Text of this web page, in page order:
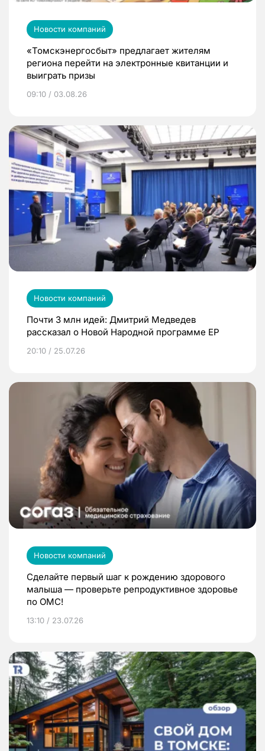
Новости компаний
«Томскэнергосбыт» предлагает жителям
региона перейти на электронные квитанции и
выиграть призы
09:10 / 03.08.26
Новости компаний
Почти 3 млн идей: Дмитрий Медведев
рассказал о Новой Народной программе ЕР
20:10 / 25.07.26
Новости компаний
Сделайте первый шаг к рождению здорового
малыша — проверьте репродуктивное здоровье
по ОМС!
13:10 / 23.07.26